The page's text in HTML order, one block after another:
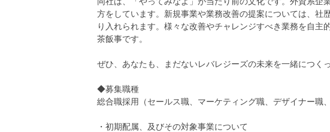
方をしています。新規事業や業務改善の提案については、社
り入れられます。様々な改善やチャレンジすべき業務を自
茶飯事です。
ぜひ、あなたも、まだないレバレジーズの未来を一緒につく
◆募集職種
総合職採用（セールス職、マーケティング職、デザイナー職
・初期配属、及びその対象事業について